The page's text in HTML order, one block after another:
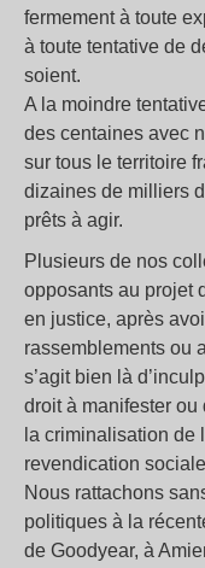
fermement à toute
à toute tentative de
soient.
A la moindre
des centaines avec
sur tous le territoire
dizaines de milliers
prêts à agir.
Plusieurs de nos
opposants au projet
en justice, après
rassemblements ou
s’agit bien là
droit à manifester ou
la criminalisation de
revendication
Nous rattachons
politiques à la
de Goodyear, à